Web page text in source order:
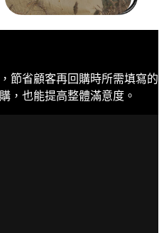
節省顧客再回購時所需填寫的
，也能提高整體滿意度。